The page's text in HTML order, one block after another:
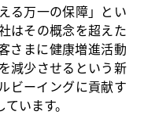
る万一の保障」とい
はその概念を超えた
さまに健康増進活動
減少させるという新
ビーイングに貢献す
います。